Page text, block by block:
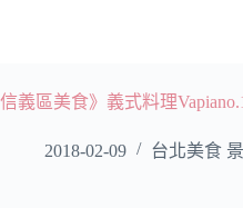
信義區美食》義式料理
2018-02-09 台北美食